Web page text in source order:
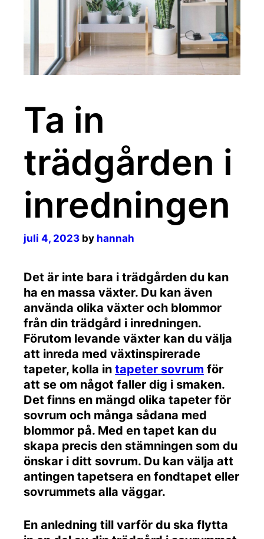
Ta in
trädgården i
inredningen
juli 4, 2023 by hannah
Det är inte bara i trädgården du kan
ha en massa växter. Du kan även
använda olika växter och blommor
från din trädgård i inredningen.
Förutom levande växter kan du välja
att inreda med växtinspirerade
tapeter, kolla in tapeter sovrum för
att se om något faller dig i smaken.
Det finns en mängd olika tapeter för
sovrum och många sådana med
blommor på. Med en tapet kan du
skapa precis den stämningen som du
önskar i ditt sovrum. Du kan välja att
antingen tapetsera en fondtapet eller
sovrummets alla väggar.
En anledning till varför du ska flytta